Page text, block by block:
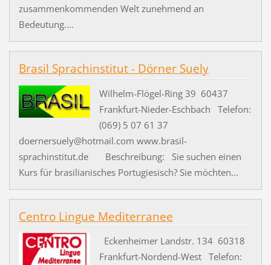
zusammenkommenden Welt zunehmend an
Bedeutung....
Brasil Sprachinstitut - Dörner Suely
Wilhelm-Flögel-Ring 39 60437
Frankfurt-Nieder-Eschbach Telefon:
(069) 5 07 61 37
doernersuely@hotmail.com www.brasil-
sprachinstitut.de Beschreibung: Sie suchen einen
Kurs für brasilianisches Portugiesisch? Sie möchten...
Centro Lingue Mediterranee
Eckenheimer Landstr. 134 60318
Frankfurt-Nordend-West Telefon: